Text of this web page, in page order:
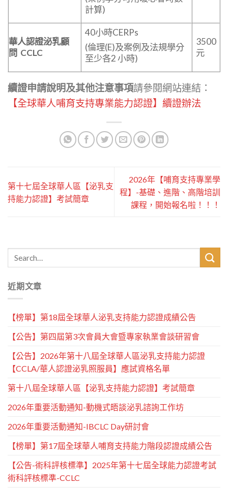
計算)
華人認證泌乳顧
問 CCLC
40小時CERPs
(倫理(E)及案例及法規學分
至少各2 小時)
3500
元
續證申請說明及其他注意事項請參閱網站連結：
【全球華人哺育支持專業能力認證】續證辦法
第十七屆全球華人區【泌乳支
持能力認證】考試簡章
2026年【哺育支持專業學
程】-基礎、進階、高階培訓
課程，開始報名啦！！！
近期文章
【榜單】第18屆全球華人泌乳支持能力認證成績公告
【公告】第四屆第3次會員大會暨專家執業會談研習會
【公告】2026年第十八屆全球華人區泌乳支持能力認證
【CCLA/華人認證泌乳照服員】應試資格名單
第十八屆全球華人區【泌乳支持能力認證】考試簡章
2026年重要活動通知-動機式晤談泌乳諮詢工作坊
2026年重要活動通知-IBCLC Day研討會
【榜單】第17屆全球華人哺育支持能力階段認證成績公告
【公告-術科評核標準】2025年第十七屆全球能力認證考試
術科評核標準-CCLC